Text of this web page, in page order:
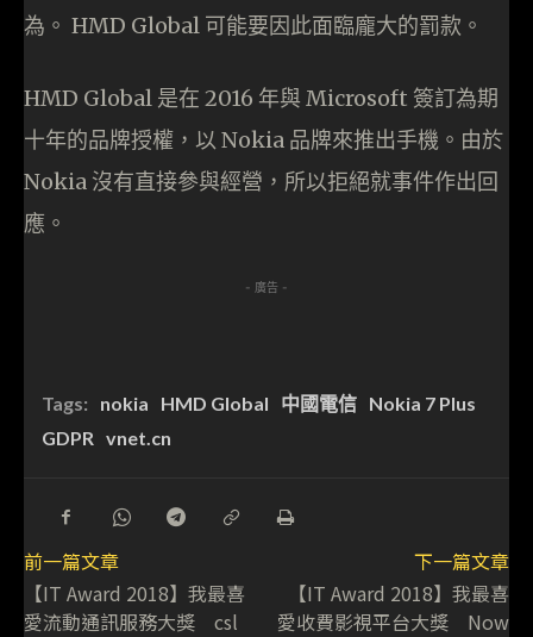
為。 HMD Global 可能要因此面臨龐大的罰款。
HMD Global 是在 2016 年與 Microsoft 簽訂為期
十年的品牌授權，以 Nokia 品牌來推出手機。由於
Nokia 沒有直接參與經營，所以拒絕就事件作出回
應。
- 廣告 -
Tags: nokia HMD Global 中國電信 Nokia 7 Plus
GDPR vnet.cn
前一篇文章
【IT Award 2018】我最喜
愛流動通訊服務大獎 csl
下一篇文章
【IT Award 2018】我最喜
愛收費影視平台大獎 Now